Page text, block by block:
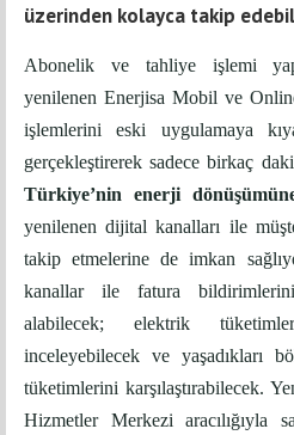
üzerinden kolayca takip
Abonelik ve tahliye işlemi
yenilenen Enerjisa Mobil ve
işlemlerini eski uygulamaya
gerçekleştirerek sadece birkaç
Türkiye’nin enerji
yenilenen dijital kanalları ile
takip etmelerine de imkan
kanallar ile fatura
alabilecek; elektrik
inceleyebilecek ve yaşadıkları
tüketimlerini karşılaştırabilecek.
Hizmetler Merkezi aracılığıyla